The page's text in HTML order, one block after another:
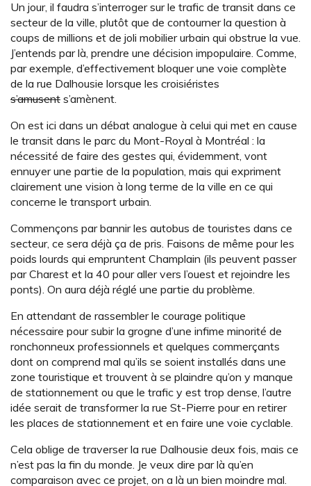
Un jour, il faudra s’interroger sur le trafic de transit dans ce
secteur de la ville, plutôt que de contourner la question à
coups de millions et de joli mobilier urbain qui obstrue la vue.
J’entends par là, prendre une décision impopulaire. Comme,
par exemple, d’effectivement bloquer une voie complète
de la rue Dalhousie lorsque les croisiéristes
s’amusent s’amènent.
On est ici dans un débat analogue à celui qui met en cause
le transit dans le parc du Mont-Royal à Montréal : la
nécessité de faire des gestes qui, évidemment, vont
ennuyer une partie de la population, mais qui expriment
clairement une vision à long terme de la ville en ce qui
concerne le transport urbain.
Commençons par bannir les autobus de touristes dans ce
secteur, ce sera déjà ça de pris. Faisons de même pour les
poids lourds qui empruntent Champlain (ils peuvent passer
par Charest et la 40 pour aller vers l’ouest et rejoindre les
ponts). On aura déjà réglé une partie du problème.
En attendant de rassembler le courage politique
nécessaire pour subir la grogne d’une infime minorité de
ronchonneux professionnels et quelques commerçants
dont on comprend mal qu’ils se soient installés dans une
zone touristique et trouvent à se plaindre qu’on y manque
de stationnement ou que le trafic y est trop dense, l’autre
idée serait de transformer la rue St-Pierre pour en retirer
les places de stationnement et en faire une voie cyclable.
Cela oblige de traverser la rue Dalhousie deux fois, mais ce
n’est pas la fin du monde. Je veux dire par là qu’en
comparaison avec ce projet, on a là un bien moindre mal.